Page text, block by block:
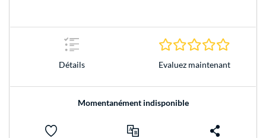
Détails Evaluez maintenant
Momentanément indisponible